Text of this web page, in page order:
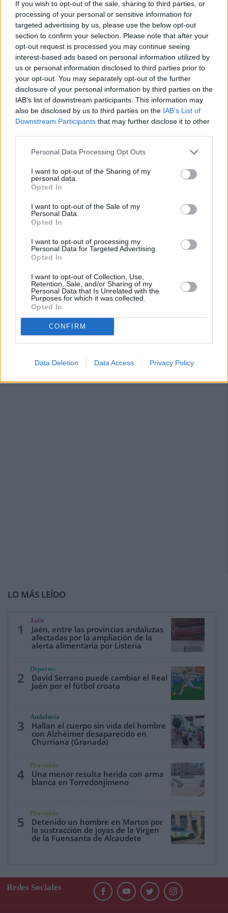
If you wish to opt-out of the sale, sharing to third parties, or
processing of your personal or sensitive information for
targeted advertising by us, please use the below opt-out
section to confirm your selection. Please note that after your
opt-out request is processed you may continue seeing
interest-based ads based on personal information utilized by
us or personal information disclosed to third parties prior to
your opt-out. You may separately opt-out of the further
disclosure of your personal information by third parties on the
IAB’s list of downstream participants. This information may
also be disclosed by us to third parties on the IAB’s List of
Downstream Participants that may further disclose it to other
Personal Data Processing Opt Outs
I want to opt-out of the Sharing of my
personal data.
Opted In
I want to opt-out of the Sale of my
Personal Data.
Opted In
I want to opt-out of processing my
Personal Data for Targeted Advertising.
Opted In
I want to opt-out of Collection, Use,
Retention, Sale, and/or Sharing of my
Personal Data that Is Unrelated with the
Purposes for which it was collected.
Opted In
CONFIRM
Data Deletion Data Access Privacy Policy
LO MÁS LEÍDO
1
Jaén
Jaén, entre las provincias andaluzas
afectadas por la ampliación de la
alerta alimentaria por Listeria
2
Deportes
David Serrano puede cambiar el Real
Jaén por el fútbol croata
3
Andalucía
Hallan el cuerpo sin vida del hombre
con Alzhéimer desaparecido en
Churriana (Granada)
4
Provincia
Una menor resulta herida con arma
blanca en Torredonjimeno
5
Provincia
Detenido un hombre en Martos por
la sustracción de joyas de la Virgen
de la Fuensanta de Alcaudete
Redes Sociales